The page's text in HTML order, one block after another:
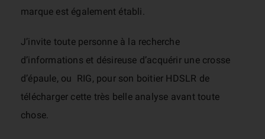
marque est également établi.
J’invite toute personne à la recherche
d’informations et désireuse d’acquérir une crosse
d’épaule, ou RIG, pour son boitier HDSLR de
télécharger cette très belle analyse avant toute
chose.